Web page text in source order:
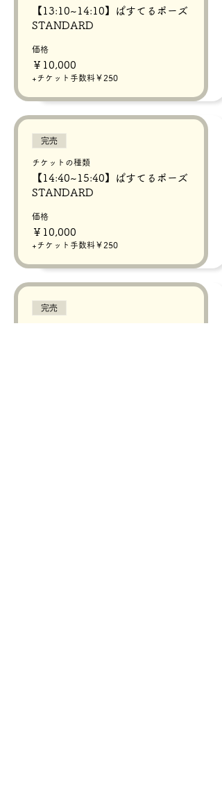
【13:10~14:10】ぱすてるポーズ
STANDARD
価格
￥10,000
+チケット手数料￥250
完売
チケットの種類
【14:40~15:40】ぱすてるポーズ
STANDARD
価格
￥10,000
+チケット手数料￥250
完売